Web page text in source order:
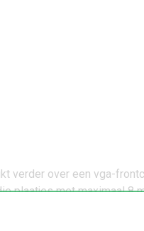
verder over een vga-
plaatjes met maximaal 8
seconde. Uit de doos draait